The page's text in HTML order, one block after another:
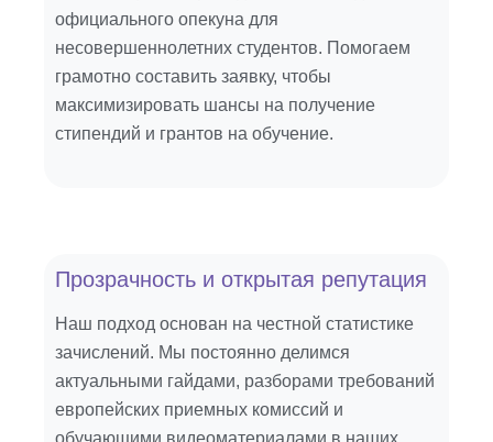
официального опекуна для
несовершеннолетних студентов. Помогаем
грамотно составить заявку, чтобы
максимизировать шансы на получение
стипендий и грантов на обучение.
Прозрачность и открытая репутация
Наш подход основан на честной статистике
зачислений. Мы постоянно делимся
актуальными гайдами, разборами требований
европейских приемных комиссий и
обучающими видеоматериалами в наших